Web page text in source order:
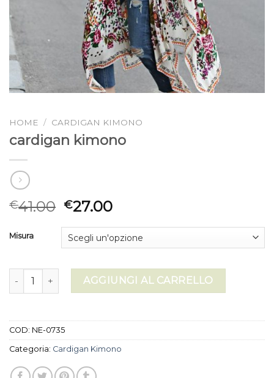
HOME / CARDIGAN KIMONO
cardigan kimono
€41.00 €27.00
Misura
cardigan kimono quantitàAGGIUNGI AL CARRELLO
COD: NE-0735
Categoria: Cardigan Kimono